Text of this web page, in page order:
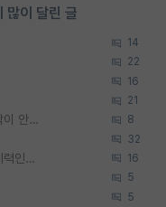
많이 달린 글
14
22
16
21
석박사 과정 합격하고, 컨택했던교수님이 연락이 안됩니다... 8
32
박사진학하기에 2억은 괜찮은 (?) 정도의 경제력인가요 16
5
5